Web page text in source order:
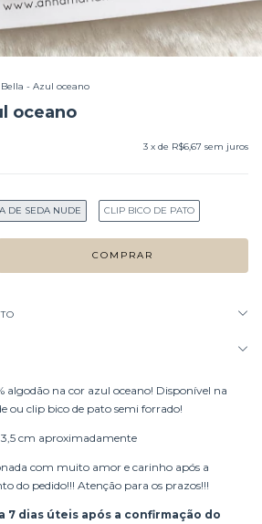
Bella - Azul oceano
oceano
3 x de R$6,67 sem juros
DE SEDA NUDE CLIP BICO DE PATO
algodão na cor azul oceano! Disponível na
ou clip bico de pato semi forrado!
3,5 cm aproximadamente
com muito amor e carinho após a
do pedido!!! Atenção para os prazos!!!
7 dias úteis após a confirmação do